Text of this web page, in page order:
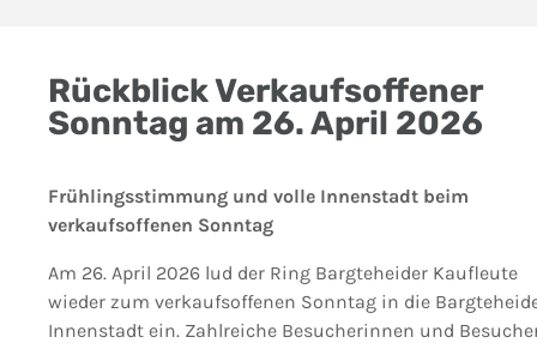
Rückblick Verkaufsoffener
Sonntag am 26. April 2026
Frühlingsstimmung und volle Innenstadt beim
verkaufsoffenen Sonntag
Am 26. April 2026 lud der Ring Bargteheider Kaufleute
wieder zum verkaufsoffenen Sonntag in die
Innenstadt ein. Zahlreiche Besucherinnen und